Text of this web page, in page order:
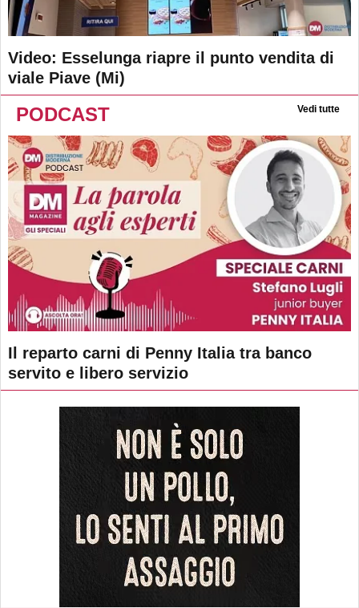
Video: Esselunga riapre il punto vendita di
viale Piave (Mi)
PODCAST Vedi tutte
Il reparto carni di Penny Italia tra banco
servito e libero servizio